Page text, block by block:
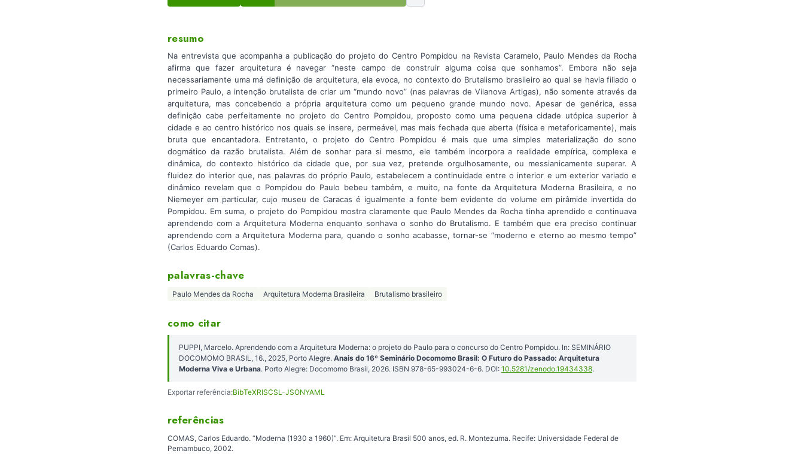
resumo
Na entrevista que acompanha a publicação do projeto do Centro Pompidou na Revista Caramelo, Paulo Mendes da Rocha
afirma que fazer arquitetura é navegar “neste campo de construir alguma coisa que sonhamos”. Embora não seja
necessariamente uma má definição de arquitetura, ela evoca, no contexto do Brutalismo brasileiro ao qual se havia filiado o
primeiro Paulo, a intenção brutalista de criar um “mundo novo” (nas palavras de Vilanova Artigas), não somente através da
arquitetura, mas concebendo a própria arquitetura como um pequeno grande mundo novo. Apesar de genérica, essa
definição cabe perfeitamente no projeto do Centro Pompidou, proposto como uma pequena cidade utópica superior à
cidade e ao centro histórico nos quais se insere, permeável, mas mais fechada que aberta (física e metaforicamente), mais
bruta que encantadora. Entretanto, o projeto do Centro Pompidou é mais que uma simples materialização do sono
dogmático da razão brutalista. Além de sonhar para si mesmo, ele também incorpora a realidade empírica, complexa e
dinâmica, do contexto histórico da cidade que, por sua vez, pretende orgulhosamente, ou messianicamente superar. A
fluidez do interior que, nas palavras do próprio Paulo, estabelecem a continuidade entre o interior e um exterior variado e
dinâmico revelam que o Pompidou do Paulo bebeu também, e muito, na fonte da Arquitetura Moderna Brasileira, e no
Niemeyer em particular, cujo museu de Caracas é igualmente a fonte bem evidente do volume em pirâmide invertida do
Pompidou. Em suma, o projeto do Pompidou mostra claramente que Paulo Mendes da Rocha tinha aprendido e continuava
aprendendo com a Arquitetura Moderna enquanto sonhava o sonho do Brutalismo. E também que era preciso continuar
aprendendo com a Arquitetura Moderna para, quando o sonho acabasse, tornar-se “moderno e eterno ao mesmo tempo”
(Carlos Eduardo Comas).
palavras-chave
Paulo Mendes da Rocha Arquitetura Moderna Brasileira Brutalismo brasileiro
como citar
PUPPI, Marcelo. Aprendendo com a Arquitetura Moderna: o projeto do Paulo para o concurso do Centro Pompidou. In: SEMINÁRIO
DOCOMOMO BRASIL, 16., 2025, Porto Alegre. Anais do 16º Seminário Docomomo Brasil: O Futuro do Passado: Arquitetura
Moderna Viva e Urbana. Porto Alegre: Docomomo Brasil, 2026. ISBN 978-65-993024-6-6. DOI: 10.5281/zenodo.19434338.
Exportar referência:BibTeXRISCSL-JSONYAML
referências
COMAS, Carlos Eduardo. “Moderna (1930 a 1960)”. Em: Arquitetura Brasil 500 anos, ed. R. Montezuma. Recife: Universidade Federal de
Pernambuco, 2002.